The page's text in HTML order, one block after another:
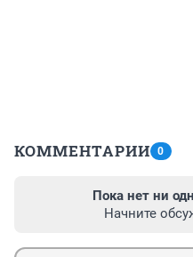
КОММЕНТАРИИ 0
Пока нет ни
Начните